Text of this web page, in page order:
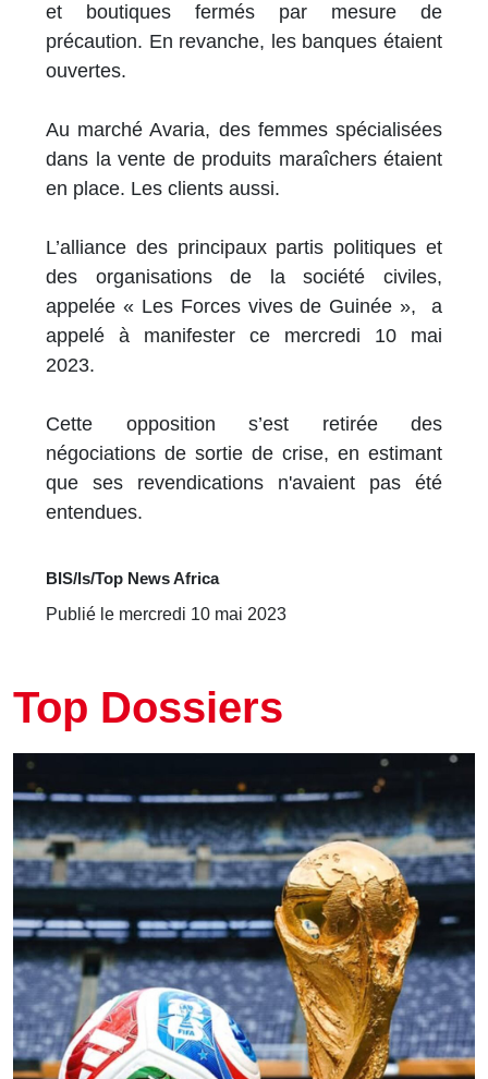
et boutiques fermés par mesure de
précaution. En revanche, les banques étaient
ouvertes.
Au marché Avaria, des femmes spécialisées
dans la vente de produits maraîchers étaient
en place. Les clients aussi.
L’alliance des principaux partis politiques et
des organisations de la société civiles,
appelée « Les Forces vives de Guinée », a
appelé à manifester ce mercredi 10 mai
2023.
Cette opposition s’est retirée des
négociations de sortie de crise, en estimant
que ses revendications n'avaient pas été
entendues.
BIS/ls/Top News Africa
Publié le mercredi 10 mai 2023
Top Dossiers